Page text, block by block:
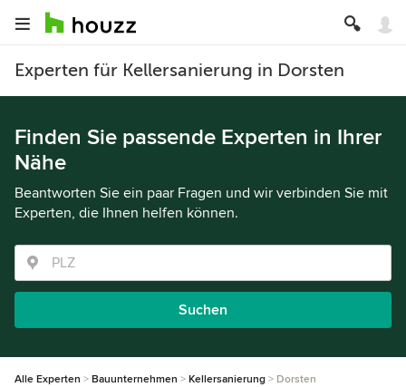
Experten für Kellersanierung in Dorsten
Finden Sie passende Experten in Ihrer
Nähe
Beantworten Sie ein paar Fragen und wir verbinden Sie mit
Experten, die Ihnen helfen können.
Suchen
Alle Experten Bauunternehmen Kellersanierung Dorsten